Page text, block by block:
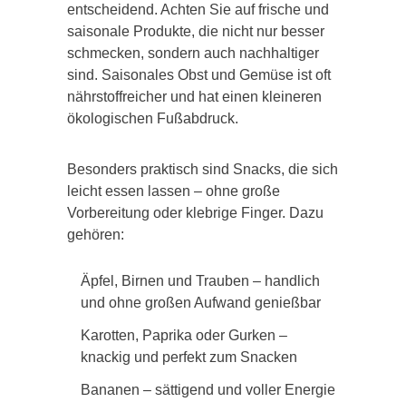
entscheidend. Achten Sie auf frische und
saisonale Produkte, die nicht nur besser
schmecken, sondern auch nachhaltiger
sind. Saisonales Obst und Gemüse ist oft
nährstoffreicher und hat einen kleineren
ökologischen Fußabdruck.
Besonders praktisch sind Snacks, die sich
leicht essen lassen – ohne große
Vorbereitung oder klebrige Finger. Dazu
gehören:
Äpfel, Birnen und Trauben – handlich
und ohne großen Aufwand genießbar
Karotten, Paprika oder Gurken –
knackig und perfekt zum Snacken
Bananen – sättigend und voller Energie